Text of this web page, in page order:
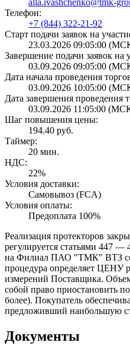
Телефон:
+7 (844) 322-21-92
Старт подачи заявок на
23.03.2026 09:05:00
Завершение подачи заявок на
03.09.2026 09:05:00
Дата начала проведения
03.09.2026 10:05:00
Дата завершения проведения
03.09.2026 11:05:00
Шаг повышения цены:
194.40 руб.
Таймер:
20 мин.
НДС:
22%
Условия доставки:
Самовывоз (FCA)
Условия оплаты:
Предоплата 100%
Реализация протекторов
регулируется статьями 447 —
на Филиал ПАО "ТМК" ВТЗ
процедура определяет ЦЕНУ
измерений Поставщика. Объем
собой право приостановить
более). Покупатель
предложивший наибольшую
Документы